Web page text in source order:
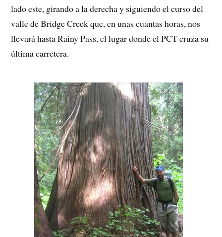
lado este, girando a la derecha y siguiendo el curso del
valle de Bridge Creek que, en unas cuantas horas, nos
llevará hasta Rainy Pass, el lugar donde el PCT cruza su
última carretera.